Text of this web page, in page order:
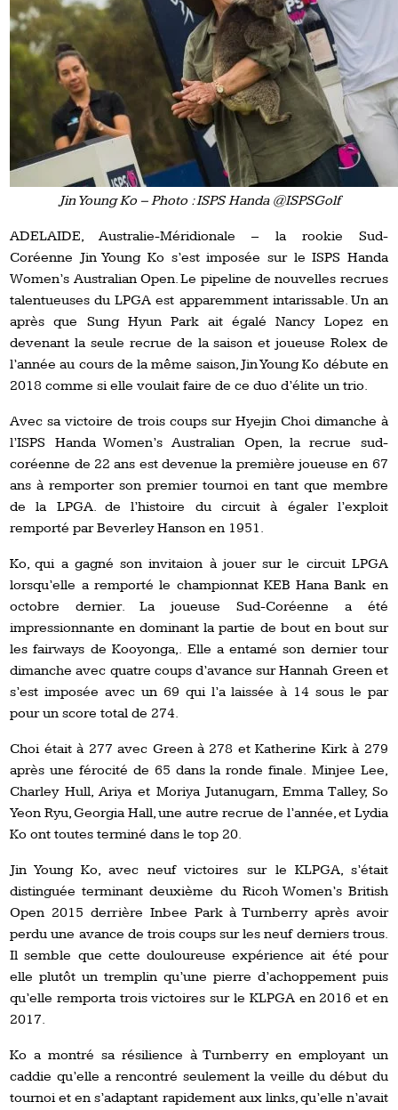
Jin Young Ko – Photo : ISPS Handa @ISPSGolf
ADELAIDE, Australie-Méridionale – la rookie Sud-
Coréenne Jin Young Ko s’est imposée sur le ISPS Handa
Women’s Australian Open. Le pipeline de nouvelles recrues
talentueuses du LPGA est apparemment intarissable. Un an
après que Sung Hyun Park ait égalé Nancy Lopez en
devenant la seule recrue de la saison et joueuse Rolex de
l’année au cours de la même saison, Jin Young Ko débute en
2018 comme si elle voulait faire de ce duo d’élite un trio.
Avec sa victoire de trois coups sur Hyejin Choi dimanche à
l’ISPS Handa Women’s Australian Open, la recrue sud-
coréenne de 22 ans est devenue la première joueuse en 67
ans à remporter son premier tournoi en tant que membre
de la LPGA. de l’histoire du circuit à égaler l’exploit
remporté par Beverley Hanson en 1951.
Ko, qui a gagné son invitaion à jouer sur le circuit LPGA
lorsqu’elle a remporté le championnat KEB Hana Bank en
octobre dernier. La joueuse Sud-Coréenne a été
impressionnante en dominant la partie de bout en bout sur
les fairways de Kooyonga,. Elle a entamé son dernier tour
dimanche avec quatre coups d’avance sur Hannah Green et
s’est imposée avec un 69 qui l’a laissée à 14 sous le par
pour un score total de 274.
Choi était à 277 avec Green à 278 et Katherine Kirk à 279
après une férocité de 65 dans la ronde finale. Minjee Lee,
Charley Hull, Ariya et Moriya Jutanugarn, Emma Talley, So
Yeon Ryu, Georgia Hall, une autre recrue de l’année, et Lydia
Ko ont toutes terminé dans le top 20.
Jin Young Ko, avec neuf victoires sur le KLPGA, s’était
distinguée terminant deuxième du Ricoh Women’s British
Open 2015 derrière Inbee Park à Turnberry après avoir
perdu une avance de trois coups sur les neuf derniers trous.
Il semble que cette douloureuse expérience ait été pour
elle plutôt un tremplin qu’une pierre d’achoppement puis
qu’elle remporta trois victoires sur le KLPGA en 2016 et en
2017.
Ko a montré sa résilience à Turnberry en employant un
caddie qu’elle a rencontré seulement la veille du début du
tournoi et en s’adaptant rapidement aux links, qu’elle n’avait